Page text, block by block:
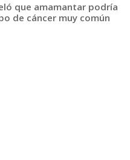
que amamantar podría
de cáncer muy común